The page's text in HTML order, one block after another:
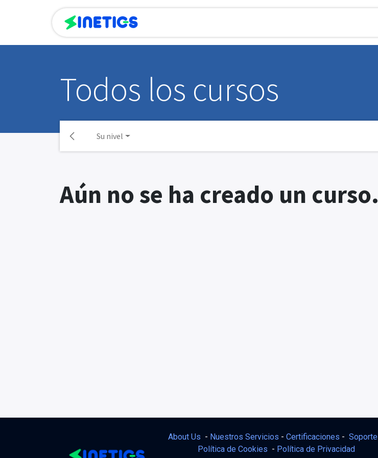
Todos los cursos
Su nivel
Aún no se ha creado un curso.
About Us - Nuestros Servicios -Certificaciones -Soporte
Política de Cookies - Política de Privacidad